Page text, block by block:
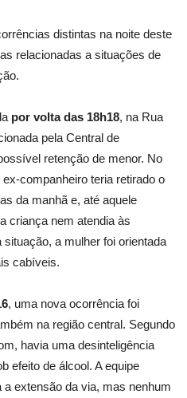
distintas na noite deste
relacionadas a situações de
por volta das 18h18, na Rua
pela Central de
retenção de menor. No
companheiro teria retirado o
da manhã e, até aquele
criança nem atendia às
a mulher foi orientada
cabíveis.
, uma nova ocorrência foi
na região central. Segundo
havia uma desinteligência
efeito de álcool. A equipe
a extensão da via, mas nenhum